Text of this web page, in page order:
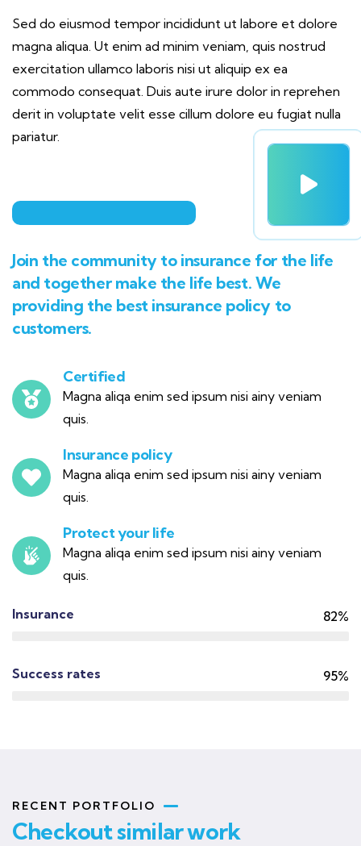
Sed do eiusmod tempor incididunt ut labore et dolore
magna aliqua. Ut enim ad minim veniam, quis nostrud
exercitation ullamco laboris nisi ut aliquip ex ea
commodo consequat. Duis aute irure dolor in reprehen
derit in voluptate velit esse cillum dolore eu fugiat nulla
pariatur.
Join the community to insurance for the life
and together make the life best. We
providing the best insurance policy to
customers.
Certified
Magna aliqa enim sed ipsum nisi ainy veniam
quis.
Insurance policy
Magna aliqa enim sed ipsum nisi ainy veniam
quis.
Protect your life
Magna aliqa enim sed ipsum nisi ainy veniam
quis.
Insurance 82%
Success rates 95%
RECENT PORTFOLIO
Checkout similar work